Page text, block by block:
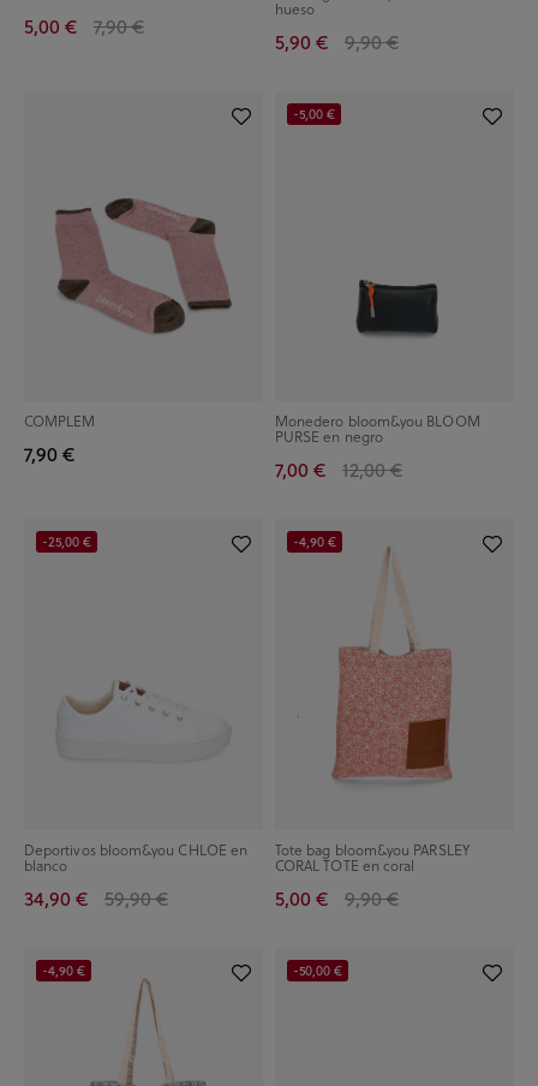
5,00 € 7,90 €
hueso
5,90 € 9,90 €
COMPLEM
7,90 €
Monedero bloom&you BLOOM
PURSE en negro
7,00 € 12,00 €
-5,00 €
Deportivos bloom&you CHLOE en
blanco
34,90 € 59,90 €
-25,00 €
Tote bag bloom&you PARSLEY
CORAL TOTE en coral
5,00 € 9,90 €
-4,90 €
-4,90 € -50,00 €